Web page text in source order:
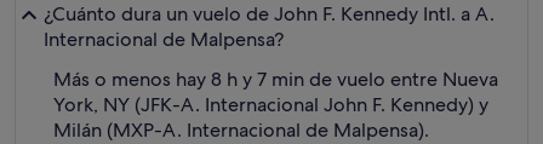
¿Cuánto dura un vuelo de John F. Kennedy Intl. a A.
Internacional de Malpensa?
Más o menos hay 8 h y 7 min de vuelo entre Nueva
York, NY (JFK-A. Internacional John F. Kennedy) y
Milán (MXP-A. Internacional de Malpensa).